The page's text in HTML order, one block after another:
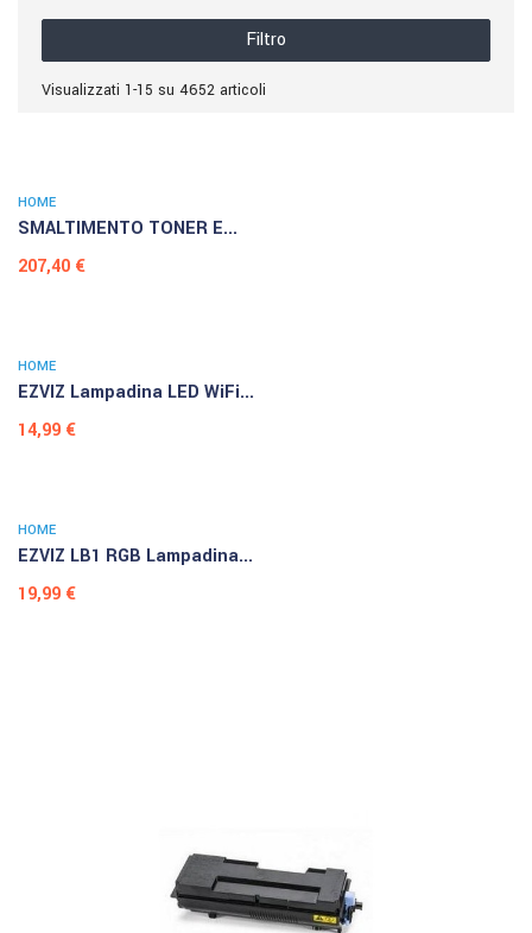
Filtro
Visualizzati 1-15 su 4652 articoli
HOME
SMALTIMENTO TONER E...
Prezzo
207,40 €
HOME
EZVIZ Lampadina LED WiFi...
Prezzo
14,99 €
HOME
EZVIZ LB1 RGB Lampadina...
Prezzo
19,99 €